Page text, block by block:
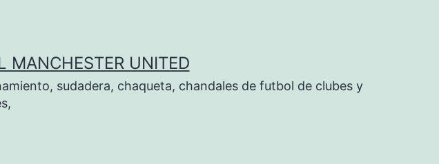
MANCHESTER UNITED
sudadera, chaqueta, chandales de futbol de clubes y